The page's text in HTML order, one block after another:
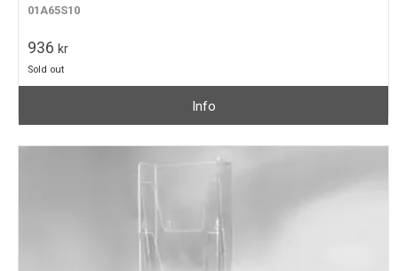
01A65S10
936 kr
Sold out
Info